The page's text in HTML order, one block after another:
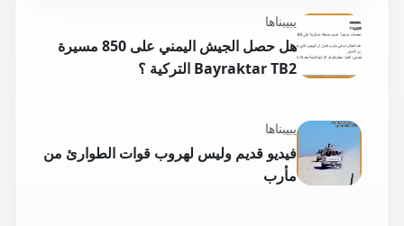
يبيبناها
هل حصل الجيش اليمني على 850 مسيرة
Bayraktar TB2 التركية ؟
يبيبناها
فيديو قديم وليس لهروب قوات الطوارئ من
مأرب